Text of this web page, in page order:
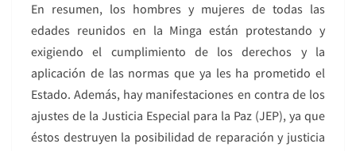
En resumen, los hombres y mujeres de todas las
edades reunidos en la Minga están protestando y
exigiendo el cumplimiento de los derechos y la
aplicación de las normas que ya les ha prometido el
Estado. Además, hay manifestaciones en contra de los
ajustes de la Justicia Especial para la Paz (JEP), ya que
éstos destruyen la posibilidad de reparación y justicia